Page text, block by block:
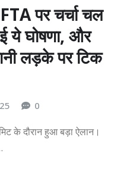
पर चर्चा चल
ये घोषणा, और
लड़के पर टिक
0
के दौरान हुआ बड़ा ऐलान।